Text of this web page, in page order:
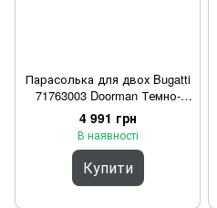
Парасолька для двох Bugatti
71763003 Doorman Темно-
синя One Size
4 991 грн
В наявності
Купити